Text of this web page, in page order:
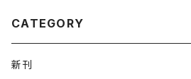
CATEGORY
新刊